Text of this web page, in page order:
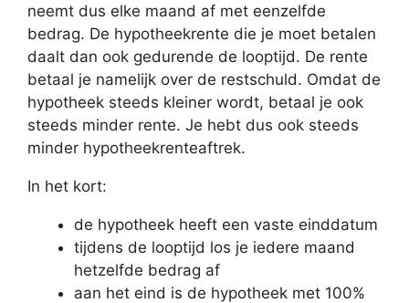
neemt dus elke maand af met eenzelfde
bedrag. De hypotheekrente die je moet betalen
daalt dan ook gedurende de looptijd. De rente
betaal je namelijk over de restschuld. Omdat de
hypotheek steeds kleiner wordt, betaal je ook
steeds minder rente. Je hebt dus ook steeds
minder hypotheekrenteaftrek.
In het kort:
de hypotheek heeft een vaste einddatum
tijdens de looptijd los je iedere maand
hetzelfde bedrag af
aan het eind is de hypotheek met 100%